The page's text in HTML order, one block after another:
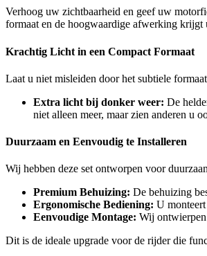
Verhoog uw zichtbaarheid en geef uw
formaat en de hoogwaardige afwerking krijgt
Krachtig Licht in een Compact Formaat
Laat u niet misleiden door het subtiele
Extra licht bij donker weer: De
niet alleen meer, maar zien anderen u
Duurzaam en Eenvoudig te Installeren
Wij hebben deze set ontworpen voor
Premium Behuizing: De behuizing
Ergonomische Bediening: U
Eenvoudige Montage: Wij ontwierpen
Dit is de ideale upgrade voor de rijder die